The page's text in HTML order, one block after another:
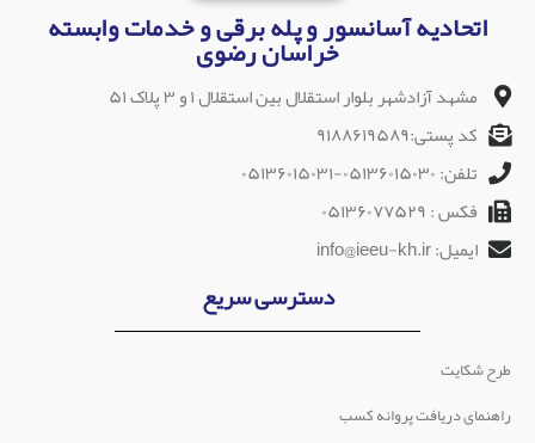
اتحادیه آسانسور و پله برقی و خدمات وابسته
خراسان رضوی
مشهد آزادشهر بلوار استقلال بین استقلال ۱ و ۳ پلاک ۵۱
کد پستی:۹۱۸۸۶۱۹۵۸۹
تلفن: ۰۵۱۳۶۰۱۵۰۳۰-۰۵۱۳۶۰۱۵۰۳۱
فکس : ۰۵۱۳۶۰۷۷۵۲۹
ایمیل: info@ieeu-kh.ir
دسترسی سریع
طرح شکایت
راهنمای دریافت پروانه کسب